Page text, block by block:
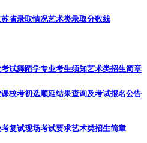
省录取情况艺术类录取分数线
试舞蹈学专业考生须知艺术类招生简章
校考初选顺延结果查询及考试报名公告
复试现场考试要求艺术类招生简章